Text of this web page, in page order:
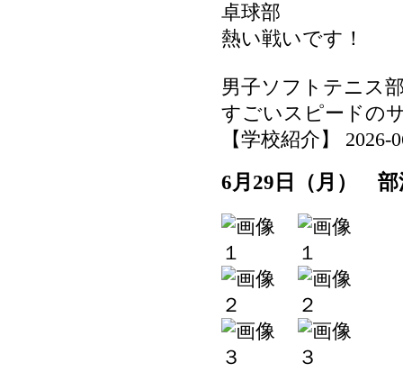
卓球部
熱い戦いです！
男子ソフトテニス
すごいスピードの
【学校紹介】 2026-
6月29日（月） 部